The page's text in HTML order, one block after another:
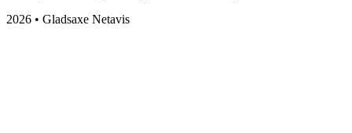
2026 • Gladsaxe Netavis